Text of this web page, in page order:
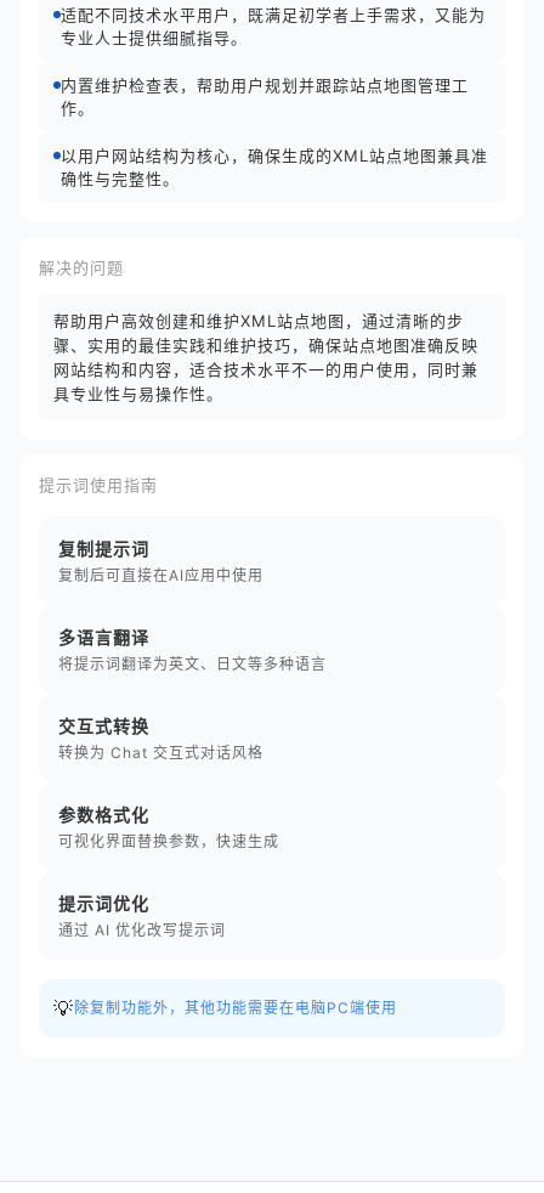
适配不同技术水平用户，既满足初学者上手需求，又能为
专业人士提供细腻指导。
内置维护检查表，帮助用户规划并跟踪站点地图管理工
作。
以用户网站结构为核心，确保生成的XML站点地图兼具准
确性与完整性。
解决的问题
帮助用户高效创建和维护XML站点地图，通过清晰的步
骤、实用的最佳实践和维护技巧，确保站点地图准确反映
网站结构和内容，适合技术水平不一的用户使用，同时兼
具专业性与易操作性。
提示词使用指南
复制提示词
复制后可直接在AI应用中使用
多语言翻译
将提示词翻译为英文、日文等多种语言
交互式转换
转换为 Chat 交互式对话风格
参数格式化
可视化界面替换参数，快速生成
提示词优化
通过 AI 优化改写提示词
💡 除复制功能外，其他功能需要在电脑PC端使用